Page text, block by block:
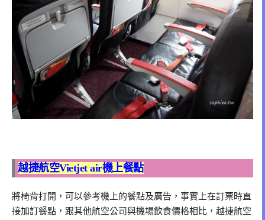
越捷航空Vietjet air機上餐點
將椅背打開，可以參考機上的餐點及廣告，事實上在訂票時直
接加訂餐點，跟其他航空公司與機場飲食價格相比，越捷航空